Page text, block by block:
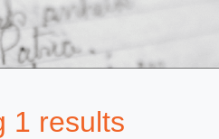
1 results